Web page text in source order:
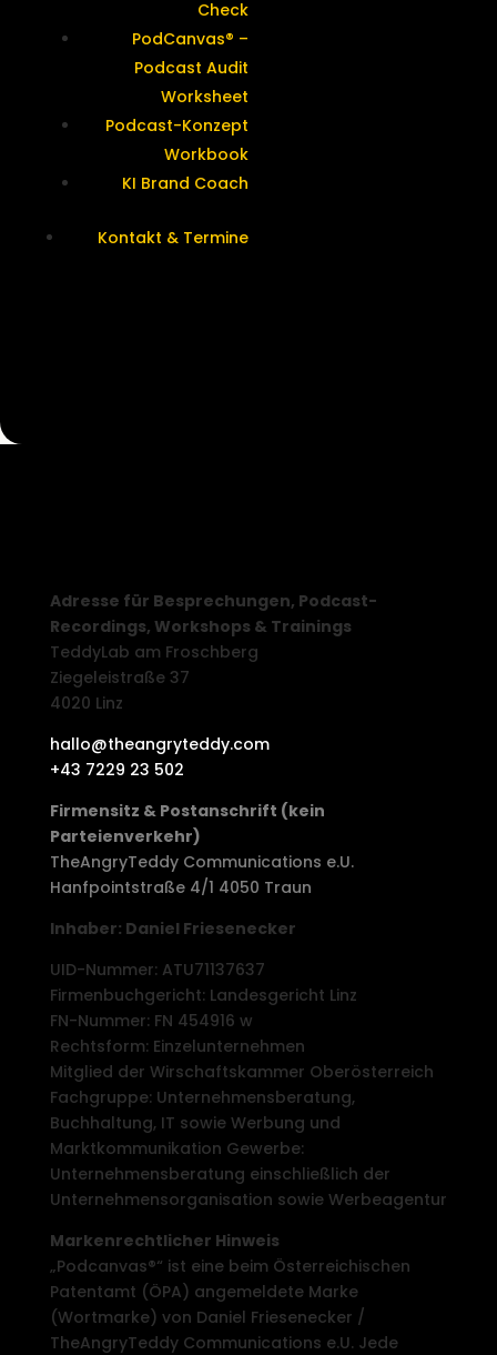
Check
PodCanvas® –
Podcast Audit
Worksheet
Podcast-Konzept
Workbook
KI Brand Coach
Kontakt & Termine
Adresse für Besprechungen, Podcast-
Recordings, Workshops & Trainings
TeddyLab am Froschberg
Ziegeleistraße 37
4020 Linz
hallo@theangryteddy.com
+43 7229 23 502
Firmensitz & Postanschrift (kein
Parteienverkehr)
TheAngryTeddy Communications e.U.
Hanfpointstraße 4/1 4050 Traun
Inhaber: Daniel Friesenecker
UID-Nummer: ATU71137637
Firmenbuchgericht: Landesgericht Linz
FN-Nummer: FN 454916 w
Rechtsform: Einzelunternehmen
Mitglied der Wirschaftskammer Oberösterreich
Fachgruppe: Unternehmensberatung,
Buchhaltung, IT sowie Werbung und
Marktkommunikation Gewerbe:
Unternehmensberatung einschließlich der
Unternehmensorganisation sowie Werbeagentur
Markenrechtlicher Hinweis
„Podcanvas®“ ist eine beim Österreichischen
Patentamt (ÖPA) angemeldete Marke
(Wortmarke) von Daniel Friesenecker /
TheAngryTeddy Communications e.U. Jede